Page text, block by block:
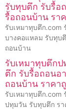
รับทุบตึก รับรื้อ
รื้อถอนบ้าน รา
รับเหมาทุบตึก.com
บางคอแหลม รับทุบ
ถอนบ้าน
รับเหมาทุบตึก
ตึก รับรื้อถอนอ
ถอนบ้าน ราคา
รับเหมาทุบตึก.com
ปทุมวัน รับทุบตึก รา